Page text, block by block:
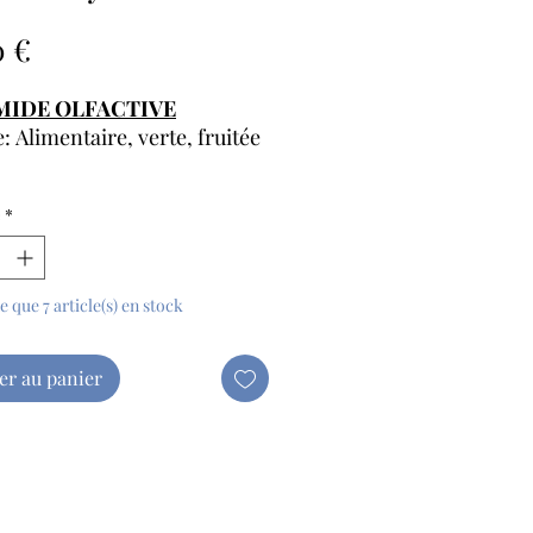
€
OLFACTIVE
Alimentaire, verte, fruitée
de coeur
de fond:
*
que 7 article(s) en stock
au panier